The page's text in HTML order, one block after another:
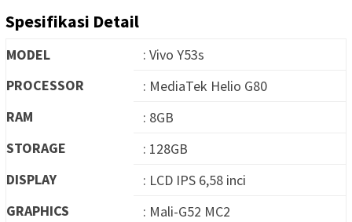
Spesifikasi Detail
MODEL
: Vivo Y53s
PROCESSOR
: MediaTek Helio G80
RAM
: 8GB
STORAGE
: 128GB
DISPLAY
: LCD IPS 6,58 inci
GRAPHICS
: Mali-G52 MC2